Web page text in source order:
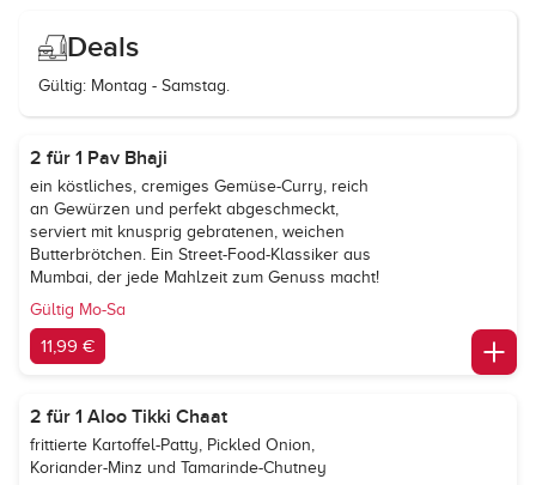
Deals
Gültig: Montag - Samstag.
2 für 1 Pav Bhaji
ein köstliches, cremiges Gemüse-Curry, reich
an Gewürzen und perfekt abgeschmeckt,
serviert mit knusprig gebratenen, weichen
Butterbrötchen. Ein Street-Food-Klassiker aus
Mumbai, der jede Mahlzeit zum Genuss macht!
Gültig Mo-Sa
11,99 €
2 für 1 Aloo Tikki Chaat
frittierte Kartoffel-Patty, Pickled Onion,
Koriander-Minz und Tamarinde-Chutney